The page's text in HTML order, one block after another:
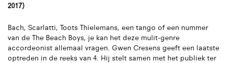
2017)
Bach, Scarlatti, Toots Thielemans, een tango of een nummer
van de The Beach Boys, je kan het deze mulit-genre
accordeonist allemaal vragen. Gwen Cresens geeft een laatste
optreden in de reeks van 4. Hij stelt samen met het publiek ter